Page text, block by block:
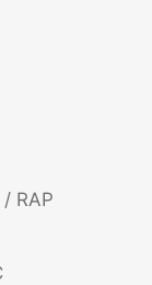
/ RAP